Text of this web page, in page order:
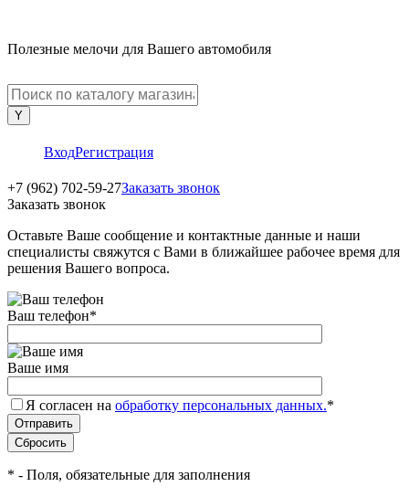
Полезные мелочи для Вашего автомобиля
ВходРегистрация
+7 (962) 702-59-27Заказать звонок
Заказать звонок
Оставьте Ваше сообщение и контактные данные и наши
специалисты свяжутся с Вами в ближайшее рабочее время для
решения Вашего вопроса.
Ваш телефон*
Ваше имя
Я согласен на обработку персональных данных.*
* - Поля, обязательные для заполнения